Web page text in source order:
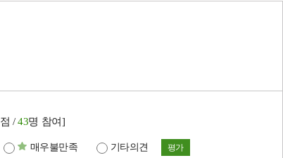
점 /43명 참여]
매우불만족 기타의견 평가